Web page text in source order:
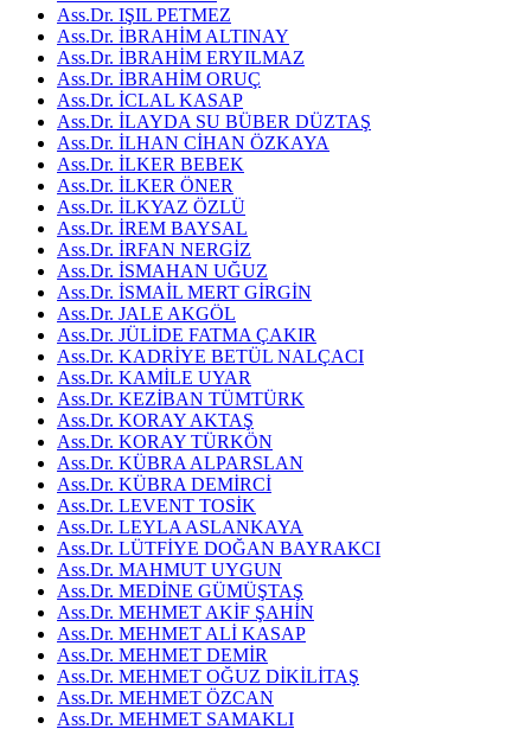
Ass.Dr. IŞIL PETMEZ
Ass.Dr. İBRAHİM ALTINAY
Ass.Dr. İBRAHİM ERYILMAZ
Ass.Dr. İBRAHİM ORUÇ
Ass.Dr. İCLAL KASAP
Ass.Dr. İLAYDA SU BÜBER DÜZTAŞ
Ass.Dr. İLHAN CİHAN ÖZKAYA
Ass.Dr. İLKER BEBEK
Ass.Dr. İLKER ÖNER
Ass.Dr. İLKYAZ ÖZLÜ
Ass.Dr. İREM BAYSAL
Ass.Dr. İRFAN NERGİZ
Ass.Dr. İSMAHAN UĞUZ
Ass.Dr. İSMAİL MERT GİRGİN
Ass.Dr. JALE AKGÖL
Ass.Dr. JÜLİDE FATMA ÇAKIR
Ass.Dr. KADRİYE BETÜL NALÇACI
Ass.Dr. KAMİLE UYAR
Ass.Dr. KEZİBAN TÜMTÜRK
Ass.Dr. KORAY AKTAŞ
Ass.Dr. KORAY TÜRKÖN
Ass.Dr. KÜBRA ALPARSLAN
Ass.Dr. KÜBRA DEMİRCİ
Ass.Dr. LEVENT TOSİK
Ass.Dr. LEYLA ASLANKAYA
Ass.Dr. LÜTFİYE DOĞAN BAYRAKCI
Ass.Dr. MAHMUT UYGUN
Ass.Dr. MEDİNE GÜMÜŞTAŞ
Ass.Dr. MEHMET AKİF ŞAHİN
Ass.Dr. MEHMET ALİ KASAP
Ass.Dr. MEHMET DEMİR
Ass.Dr. MEHMET OĞUZ DİKİLİTAŞ
Ass.Dr. MEHMET ÖZCAN
Ass.Dr. MEHMET SAMAKLI